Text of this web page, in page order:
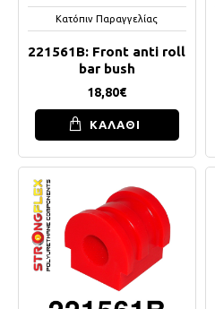
Κατόπιν Παραγγελίας
221561B: Front anti roll
bar bush
18,80€
ΚΑΛΑΘΙ